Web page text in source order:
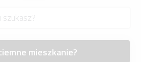
mieszkanie?